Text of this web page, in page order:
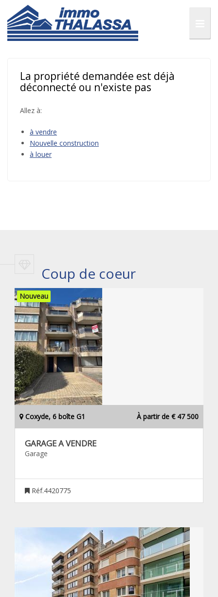
La propriété demandée est déjà
déconnecté ou n'existe pas
Allez à:
à vendre
Nouvelle construction
à louer
Coup de coeur
Nouveau
Coxyde, 6 boîte G1 À partir de € 47 500
GARAGE A VENDRE
Garage
Réf.4420775